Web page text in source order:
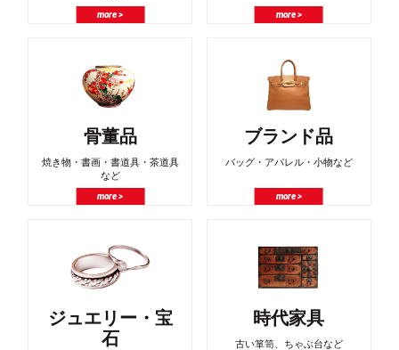
more > more >
骨董品
焼き物・書画・書道具・茶道具
など
more >
ブランド品
バッグ・アパレル・小物など
more >
ジュエリー・宝
石
時代家具
古い箪笥、ちゃぶ台など